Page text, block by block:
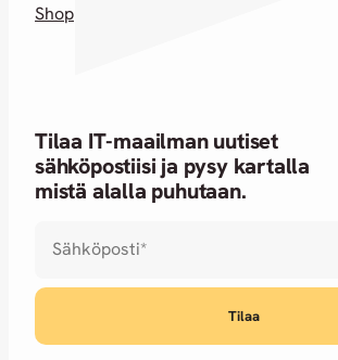
Shop
Tilaa IT-maailman uutiset
sähköpostiisi ja pysy kartalla
mistä alalla puhutaan.
Sähköposti*